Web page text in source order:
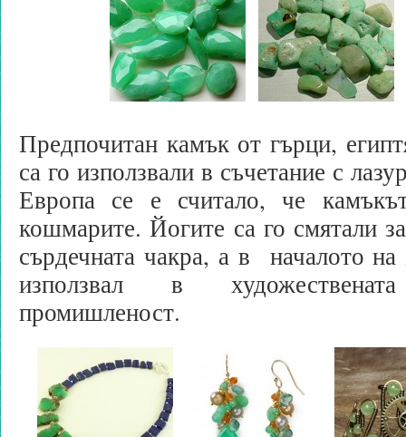
Предпочитан камък от гърци,
са го използвали в съчетание с
Европа се е считало, че
кошмарите. Йогите са го смятали
сърдечната чакра, а в началото
използвал в
промишленост.